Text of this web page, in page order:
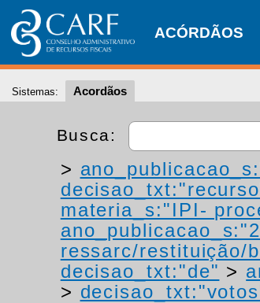
ACÓRDÃOS
Sistemas: Acordãos
Busca:
>
materia_s:"IPI-
ressarc/restituição/
decisao_txt:"de" >
>